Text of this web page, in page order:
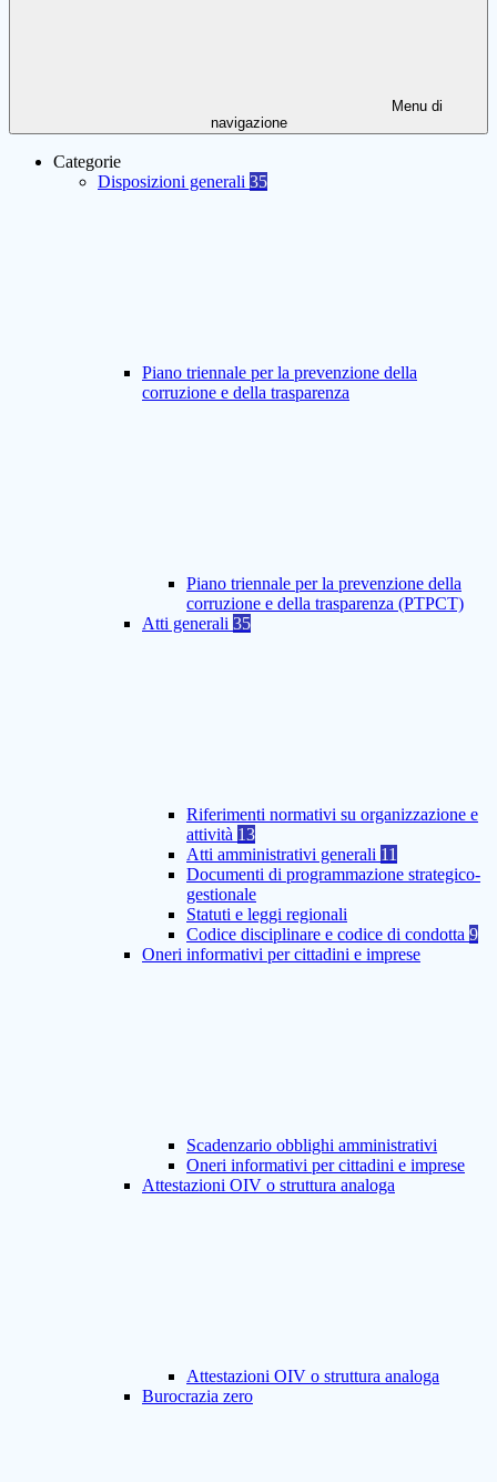
Menu di
navigazione
Categorie
Disposizioni generali 35
Piano triennale per la prevenzione della
corruzione e della trasparenza
Piano triennale per la prevenzione della
corruzione e della trasparenza (PTPCT)
Atti generali 35
Riferimenti normativi su organizzazione e
attività 13
Atti amministrativi generali 11
Documenti di programmazione strategico-
gestionale
Statuti e leggi regionali
Codice disciplinare e codice di condotta 9
Oneri informativi per cittadini e imprese
Scadenzario obblighi amministrativi
Oneri informativi per cittadini e imprese
Attestazioni OIV o struttura analoga
Attestazioni OIV o struttura analoga
Burocrazia zero